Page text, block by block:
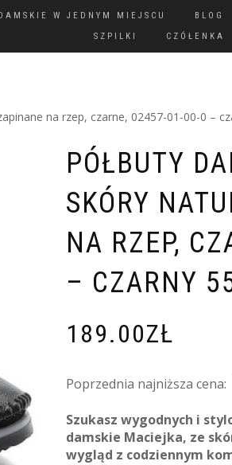
W JEDNYM MIEJSCU BLOG
SZPILKI
CZÓŁENKA
na rzep, czarne, 02457-01-00-0 –
PÓŁBUTY
SKÓRY
NA RZEP,
– CZARNY
189.00ZŁ
Poprzednia najniższa cena:
Szukasz wygodnych i
damskie Maciejka, ze
wygląd z codziennym